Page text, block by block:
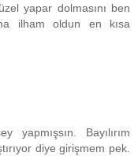
yapar dolmasını ben
ilham oldun en kısa
Bayılırım
diye girişmem pek.